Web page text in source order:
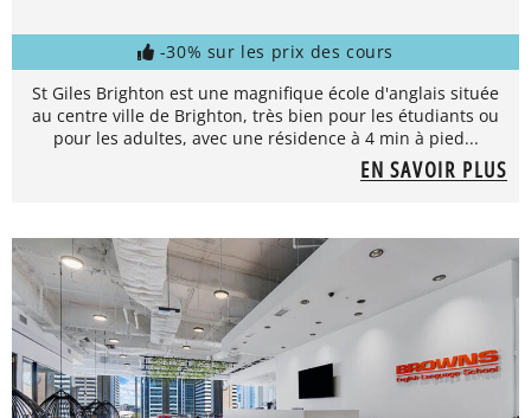
-30% sur les prix des cours
St Giles Brighton est une magnifique école d'anglais située
au centre ville de Brighton, très bien pour les étudiants ou
pour les adultes, avec une résidence à 4 min à pied...
EN SAVOIR PLUS